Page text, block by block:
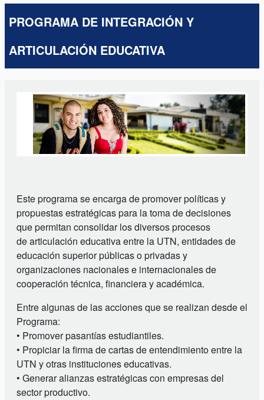
PROGRAMA DE INTEGRACIÓN Y
ARTICULACIÓN EDUCATIVA
Este programa se encarga de promover políticas y
propuestas estratégicas para la toma de decisiones
que permitan consolidar los diversos procesos
de articulación educativa entre la UTN, entidades de
educación superior públicas o privadas y
organizaciones nacionales e internacionales de
cooperación técnica, financiera y académica.
Entre algunas de las acciones que se realizan desde el
Programa:
• Promover pasantías estudiantiles.
• Propiciar la firma de cartas de entendimiento entre la
UTN y otras instituciones educativas.
• Generar alianzas estratégicas con empresas del
sector productivo.